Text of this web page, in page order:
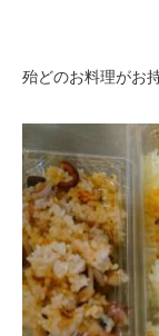
殆どのお料理がお